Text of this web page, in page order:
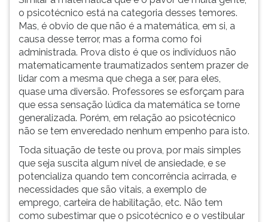
o psicotécnico está na categoria desses temores.
Mas, é obvio de que não é a matemática, em si, a
causa desse terror, mas a forma como foi
administrada. Prova disto é que os indivíduos não
matematicamente traumatizados sentem prazer de
lidar com a mesma que chega a ser, para eles,
quase uma diversão. Professores se esforçam para
que essa sensação lúdica da matemática se torne
generalizada. Porém, em relação ao psicotécnico
não se tem enveredado nenhum empenho para isto.
Toda situação de teste ou prova, por mais simples
que seja suscita algum nível de ansiedade, e se
potencializa quando tem concorrência acirrada, e
necessidades que são vitais, a exemplo de
emprego, carteira de habilitação, etc. Não tem
como subestimar que o psicotécnico e o vestibular